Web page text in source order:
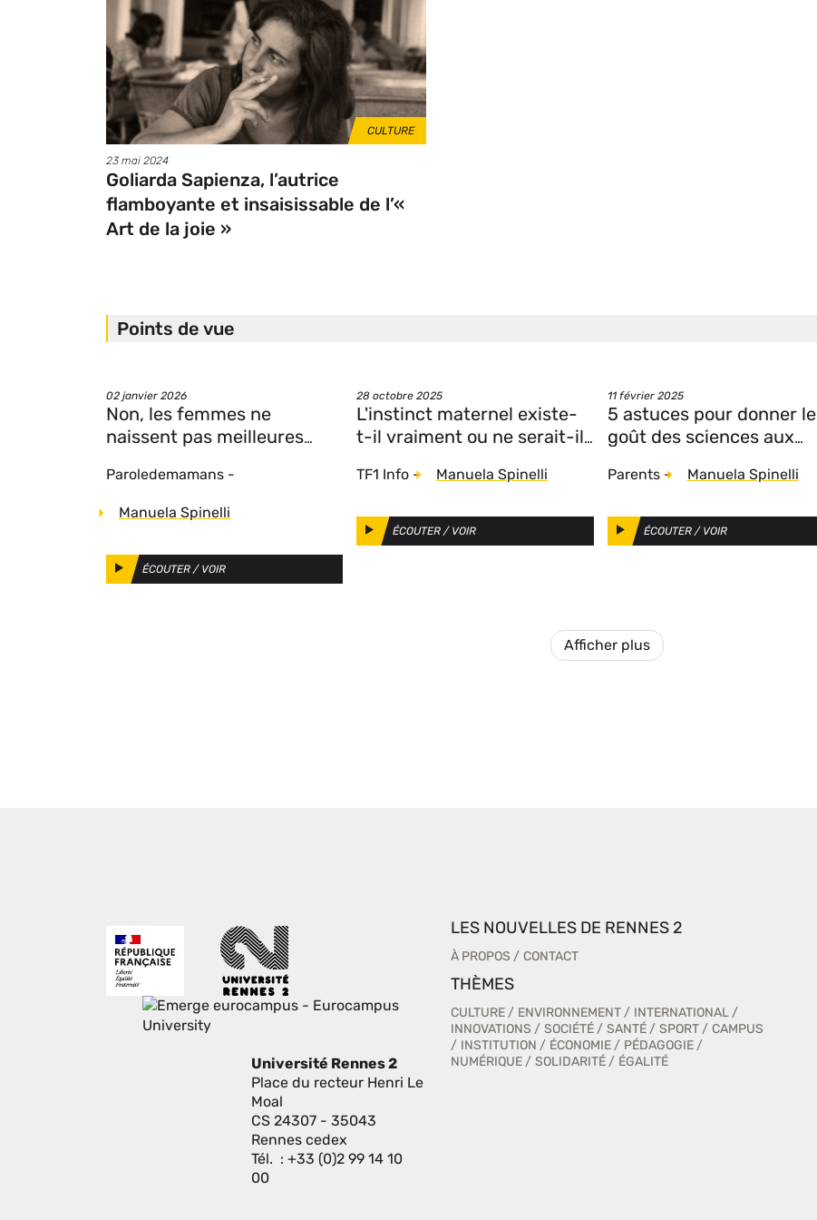
vignette
THÈMES
CULTURE
Date
de
publication
23 mai 2024
Goliarda Sapienza, l’autrice
flamboyante et insaisissable de l’«
Art de la joie »
Points de vue
Date
02 janvier 2026
Non, les femmes ne
naissent pas meilleures
n’existe pas vraiment, voici
ce que dit la science sur les
Paroledemamans -
Auteurs
Manuela Spinelli
ÉCOUTER / VOIR
Date
28 octobre 2025
L'instinct maternel existe-
t-il vraiment ou ne serait-il
TF1 Info - Auteurs
Manuela Spinelli
ÉCOUTER / VOIR
Date
11 février 2025
5 astuces pour donner le
goût des sciences aux
Parents- Auteurs
Manuela Spinelli
ÉCOUTER / VOIR
Afficher plus
Université Rennes 2
Place du recteur Henri Le
Moal
CS 24307 - 35043
Rennes cedex
Tél. : +33 (0)2 99 14 10
00
LES NOUVELLES DE RENNES 2
À PROPOS CONTACT
THÈMES
CULTURE ENVIRONNEMENT
INTERNATIONAL
INNOVATIONS
SOCIÉTÉ SANTÉ SPORT
CAMPUS
INSTITUTION
ÉCONOMIE
PÉDAGOGIE
NUMÉRIQUE
SOLIDARITÉ ÉGALITÉ